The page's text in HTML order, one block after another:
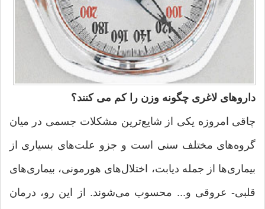
داروهای لاغری چگونه وزن را کم می کنند؟
چاقی امروزه یکی از شایع‌ترین مشکلات جسمی در میان
گروه‌های مختلف سنی است و جزو علت‌های بسیاری از
بیماری‌ها از جمله دیابت، اختلال‌های هورمونی، بیماری‌های
قلبی- عروقی و... محسوب می‌شوند. از این ‌رو، درمان